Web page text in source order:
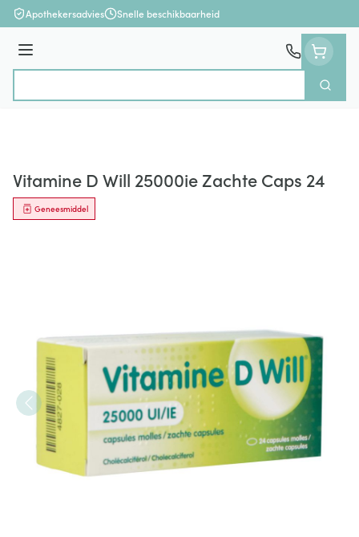
Ga naar de inhoud
Apothekersadvies Snelle beschikbaarheid
Menu
Zoek
Vitamine D Will 25000ie Zachte Caps 24
Geneesmiddel